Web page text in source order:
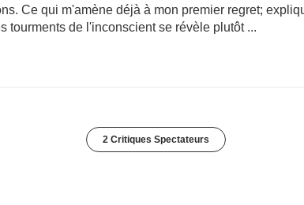
Ce qui m'amène déjà à mon premier regret;
tourments de l'inconscient se révèle plutôt ...
2 Critiques Spectateurs